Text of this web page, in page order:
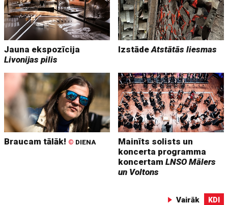
Jauna ekspozīcija
Livonijas pilis
IzstādeAtstātās liesmas
Braucam tālāk! © DIENA
Mainīts solists un
koncerta programma
koncertamLNSO Mālers
un Voltons
Vairāk KDI